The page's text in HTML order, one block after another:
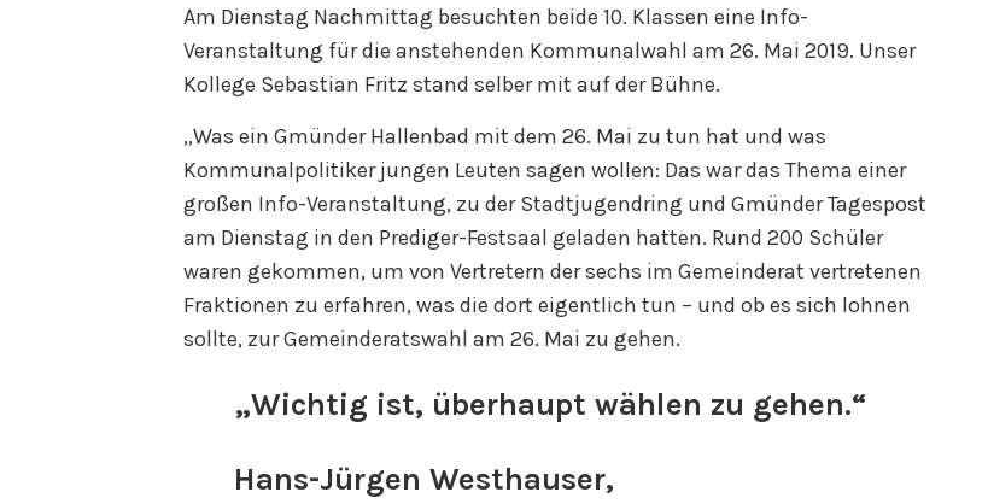
Am Dienstag Nachmittag besuchten beide 10. Klassen eine Info-
Veranstaltung für die anstehenden Kommunalwahl am 26. Mai 2019. Unser
Kollege Sebastian Fritz stand selber mit auf der Bühne.
„Was ein Gmünder Hallenbad mit dem 26. Mai zu tun hat und was
Kommunalpolitiker jungen Leuten sagen wollen: Das war das Thema einer
großen Info-Veranstaltung, zu der Stadtjugendring und Gmünder Tagespost
am Dienstag in den Prediger-Festsaal geladen hatten. Rund 200 Schüler
waren gekommen, um von Vertretern der sechs im Gemeinderat vertretenen
Fraktionen zu erfahren, was die dort eigentlich tun – und ob es sich lohnen
sollte, zur Gemeinderatswahl am 26. Mai zu gehen.
„Wichtig ist, überhaupt wählen zu gehen.“
Hans-Jürgen Westhauser,